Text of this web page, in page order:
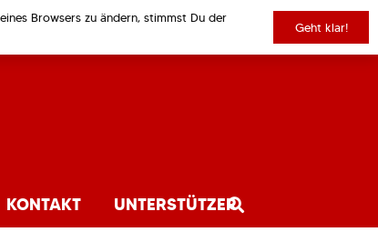
KONTAKT UNTERSTÜTZER
Browsers zu ändern, stimmst Du der
Geht klar!